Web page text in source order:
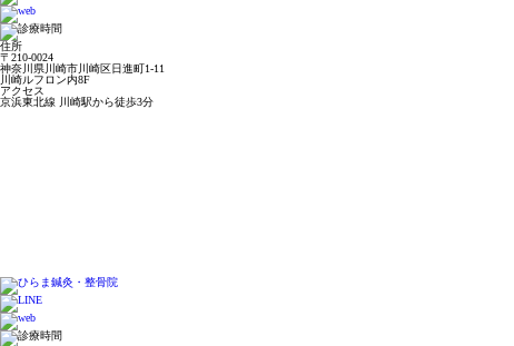
住所
〒210-0024
神奈川県川崎市川崎区日進町1-11
川崎ルフロン内8F
アクセス
京浜東北線 川崎駅から徒歩3分